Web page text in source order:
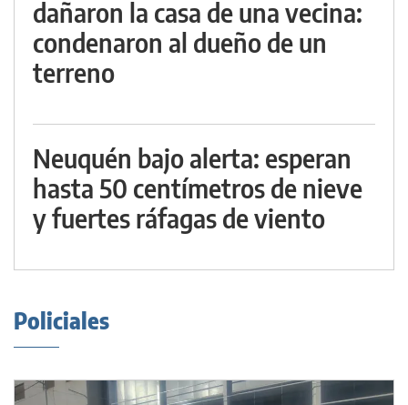
dañaron la casa de una vecina:
condenaron al dueño de un
terreno
Neuquén bajo alerta: esperan
hasta 50 centímetros de nieve
y fuertes ráfagas de viento
Policiales